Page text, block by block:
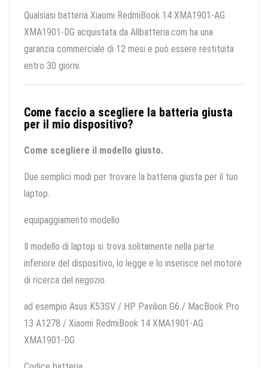
Qualsiasi batteria Xiaomi RedmiBook 14 XMA1901-AG
XMA1901-DG acquistata da Allbatteria.com ha una
garanzia commerciale di 12 mesi e può essere restituita
entro 30 giorni.
Come faccio a scegliere la batteria giusta
per il mio dispositivo?
Come scegliere il modello giusto.
Due semplici modi per trovare la batteria giusta per il tuo
laptop.
equipaggiamento modello
Il modello di laptop si trova solitamente nella parte
inferiore del dispositivo, lo legge e lo inserisce nel motore
di ricerca del negozio.
ad esempio Asus K53SV / HP Pavilion G6 / MacBook Pro
13 A1278 / Xiaomi RedmiBook 14 XMA1901-AG
XMA1901-DG